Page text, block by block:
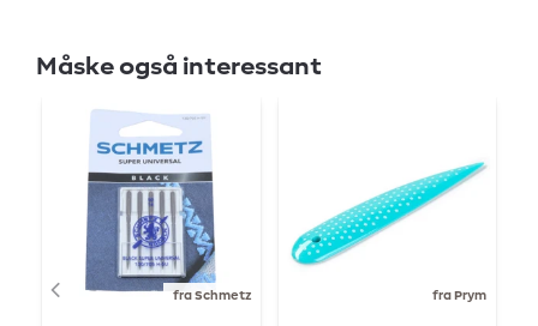
Måske også interessant
fra Schmetz fra Prym